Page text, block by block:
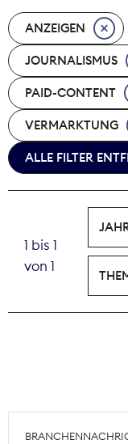
ANZEIGEN
JOURNALISMUS
PAID-CONTENT
VERMARKTUNG
ALLE FILTER
1 bis 1
von 1